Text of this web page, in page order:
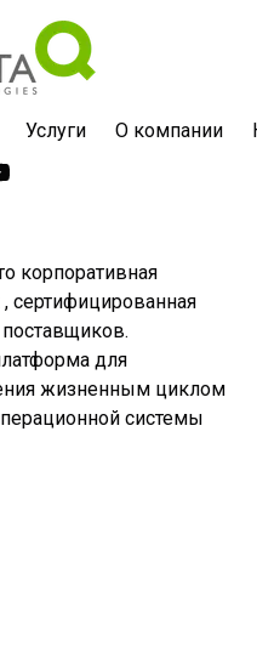
Услуги О компании
корпоративная
сертифицированная
для
жизненным циклом
системы